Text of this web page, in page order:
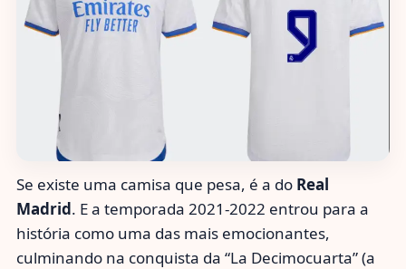
Se existe uma camisa que pesa, é a do Real
Madrid. E a temporada 2021-2022 entrou para a
história como uma das mais emocionantes,
culminando na conquista da “La Decimocuarta” (a